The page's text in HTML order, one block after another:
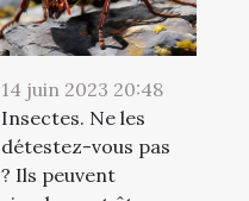
14 juin 2023 20:48
Insectes. Ne les
détestez-vous pas
? Ils peuvent